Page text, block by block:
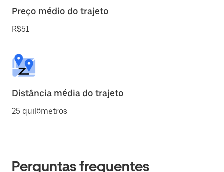
Preço médio do trajeto
R$51
Distância média do trajeto
25 quilômetros
Perguntas frequentes